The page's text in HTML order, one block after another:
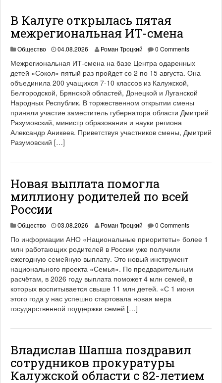
В Калуге открылась пятая
межрегиональная ИТ-смена
Общество 04.08.2026 Роман Троцкий 0 Comments
Межрегиональная ИТ-смена на базе Центра одаренных
детей «Сокол» пятый раз пройдет со 2 по 15 августа. Она
объединила 200 учащихся 7-10 классов из Калужской,
Белгородской, Брянской областей, Донецкой и Луганской
Народных Республик. В торжественном открытии смены
приняли участие заместитель губернатора области Дмитрий
Разумовский, министр образования и науки региона
Александр Аникеев. Приветствуя участников смены, Дмитрий
Разумовский […]
Новая выплата помогла
миллиону родителей по всей
России
Общество 03.08.2026 Роман Троцкий 0 Comments
По информации АНО «Национальные приоритеты» более 1
млн работающих родителей в России уже получили
ежегодную семейную выплату. Это новый инструмент
национального проекта «Семья». По предварительным
расчётам, в 2026 году выплата поможет 4 млн семей, в
которых воспитывается свыше 11 млн детей. «С 1 июня
этого года у нас успешно стартовала новая мера
государственной поддержки семей […]
Владислав Шапша поздравил
сотрудников прокуратуры
Калужской области с 82-летием